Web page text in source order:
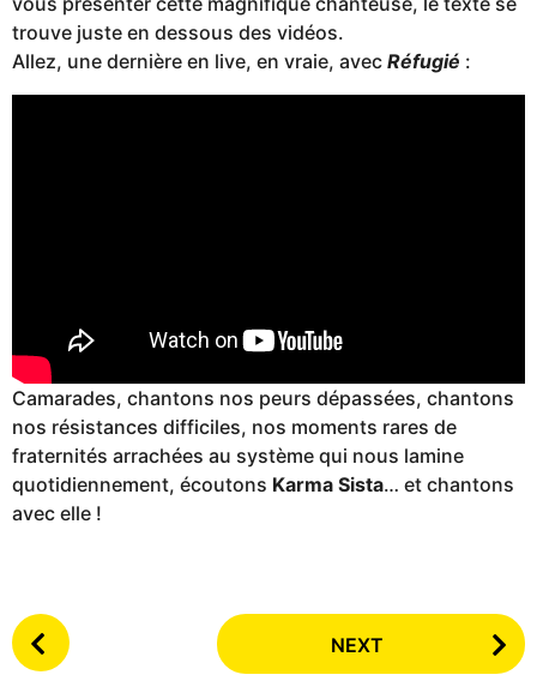
trouve juste en dessous des vidéos.
Allez, une dernière en live, en vraie, avec Réfugié :
Camarades, chantons nos peurs dépassées, chantons
nos résistances difficiles, nos moments rares de
fraternités arrachées au système qui nous lamine
quotidiennement, écoutons Karma Sista… et chantons
avec elle !
P
o
NEXT